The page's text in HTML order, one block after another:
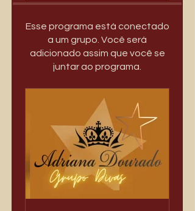
Esse programa está conectado
a um grupo. Você será
adicionado assim que você se
juntar ao programa.